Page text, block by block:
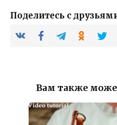
Поделитесь с
Вам также